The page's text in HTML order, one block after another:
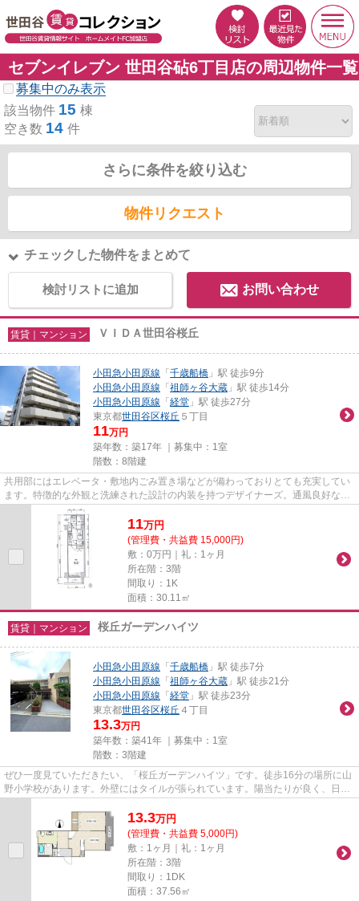
セブンイレブン 世田谷砧6丁目店の周辺物件一覧
募集中のみ表示
該当物件 15 棟
空き数 14 件
さらに条件を絞り込む
物件リクエスト
チェックした物件をまとめて
検討リストに追加 お問い合わせ
賃貸｜マンション ＶＩＤＡ世田谷桜丘
小田急小田原線 「千歳船橋 」駅 徒歩9分
小田急小田原線 「祖師ヶ谷大蔵 」駅 徒歩14分
小田急小田原線 「経堂 」駅 徒歩27分
東京都世田谷区桜丘 ５丁目
11万円
築年数：築17年 ｜募集中： 1室
階数：8階建
共用部にはエレベータ・敷地内ごみ置き場などが備わっておりとても充実してい
ます。特徴的な外観と洗練された設計の内装を持つデザイナーズ。通風良好な物
件は洗濯物も乾きやすくなっ...
11万円
(管理費・共益費 15,000円)
敷：0万円｜礼：1ヶ月
所在階：3階
間取り：1K
面積：30.11㎡
賃貸｜マンション 桜丘ガーデンハイツ
小田急小田原線 「千歳船橋 」駅 徒歩7分
小田急小田原線 「祖師ヶ谷大蔵 」駅 徒歩21分
小田急小田原線 「経堂 」駅 徒歩23分
東京都世田谷区桜丘 ４丁目
13.3万円
築年数：築41年 ｜募集中： 1室
階数：3階建
ぜひ一度見ていただきたい、「桜丘ガーデンハイツ」です。徒歩16分の場所に山
野小学校があります。外壁にはタイルが張られています。陽当たりが良く、日中
は電気代が節約出来ますので...
13.3万円
(管理費・共益費 5,000円)
敷：1ヶ月｜礼：1ヶ月
所在階：3階
間取り：1DK
面積：37.56㎡